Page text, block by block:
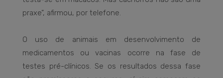
praxe”, afirmou, por telefone.
O uso de animais em desenvolvimento de
medicamentos ou vacinas ocorre na fase de
testes pré-clínicos. Se os resultados dessa fase